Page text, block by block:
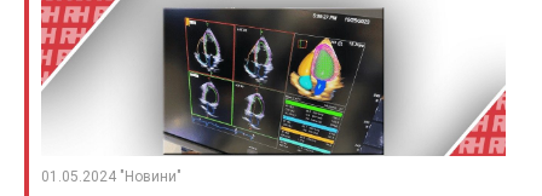
01.05.2024 "Новини"